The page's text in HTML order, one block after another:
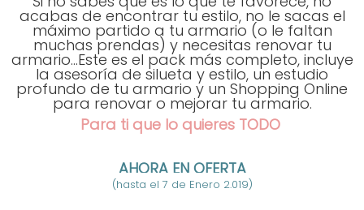
acabas de encontrar tu estilo, no le sacas el
máximo partido a tu armario (o le faltan
muchas prendas) y necesitas renovar tu
armario...Este es el pack más completo, incluye
la asesoría de silueta y estilo, un estudio
profundo de tu armario y un Shopping Online
para renovar o mejorar tu armario.
Para ti que lo quieres TODO
AHORA EN OFERTA
(hasta el 7 de Enero 2.019)